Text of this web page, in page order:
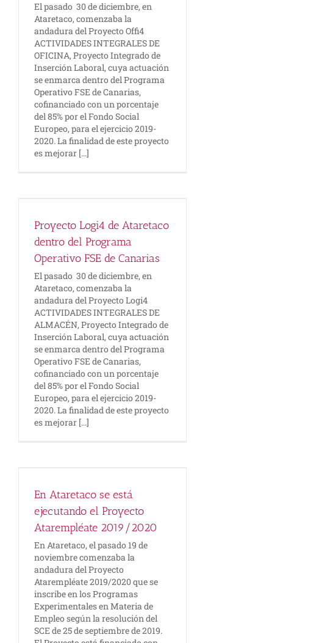
El pasado 30 de diciembre, en
Ataretaco, comenzaba la
andadura del Proyecto Offi4
ACTIVIDADES INTEGRALES DE
OFICINA, Proyecto Integrado de
Inserción Laboral, cuya actuación
se enmarca dentro del Programa
Operativo FSE de Canarias,
cofinanciado con un porcentaje
del 85% por el Fondo Social
Europeo, para el ejercicio 2019-
2020. La finalidad de este proyecto
es mejorar [...]
Proyecto Logi4 de Ataretaco
dentro del Programa
Operativo FSE de Canarias
El pasado 30 de diciembre, en
Ataretaco, comenzaba la
andadura del Proyecto Logi4
ACTIVIDADES INTEGRALES DE
ALMACÉN, Proyecto Integrado de
Inserción Laboral, cuya actuación
se enmarca dentro del Programa
Operativo FSE de Canarias,
cofinanciado con un porcentaje
del 85% por el Fondo Social
Europeo, para el ejercicio 2019-
2020. La finalidad de este proyecto
es mejorar [...]
En Ataretaco se está
ejecutando el Proyecto
Atarempléate 2019/2020
En Ataretaco, el pasado 19 de
noviembre comenzaba la
andadura del Proyecto
Atarempléate 2019/2020 que se
inscribe en los Programas
Experimentales en Materia de
Empleo según la resolución del
SCE de 25 de septiembre de 2019.